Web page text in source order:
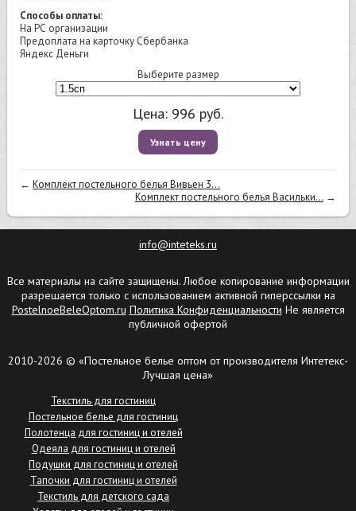
Способы оплаты:
На РС организации
Предоплата на карточку Сбербанка
Яндекс Деньги
Выберите размер
Цена: 996 руб.
Узнать цену
←Комплект постельного белья Вивьен 3...
Комплект постельного белья Васильки...→
info@inteteks.ru
Все материалы на сайте защищены. Любое копирование информации
разрешается только с использованием активной гиперссылки на
PostelnoeBeleOptom.ru Политика Конфиденциальности Не является
публичной офертой
2010-2026 © «Постельное белье оптом от производителя Интетекс-
Лучшая цена»
Текстиль для гостиниц
Постельное белье для гостиниц
Полотенца для гостиниц и отелей
Одеяла для гостиниц и отелей
Подушки для гостиниц и отелей
Тапочки для гостиниц и отелей
Текстиль для детского сада